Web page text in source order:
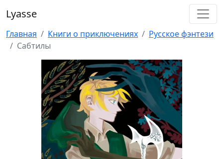
Lyasse
Главная Книги о приключениях
Русское фэнтези
Сабтилы